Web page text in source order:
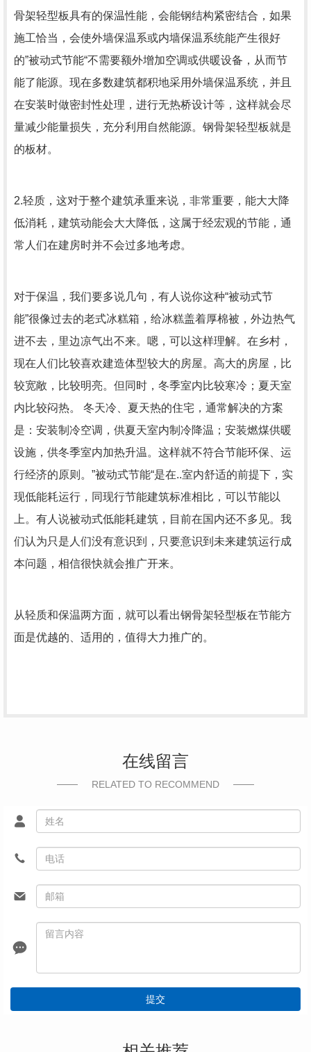
骨架轻型板具有的保温性能，会能钢结构紧密结合，如果
施工恰当，会使外墙保温系或内墙保温系统能产生很好
的”被动式节能“不需要额外增加空调或供暖设备，从而节
能了能源。现在多数建筑都积地采用外墙保温系统，并且
在安装时做密封性处理，进行无热桥设计等，这样就会尽
量减少能量损失，充分利用自然能源。钢骨架轻型板就是
的板材。
2.轻质，这对于整个建筑承重来说，非常重要，能大大降
低消耗，建筑动能会大大降低，这属于经宏观的节能，通
常人们在建房时并不会过多地考虑。
对于保温，我们要多说几句，有人说你这种“被动式节
能”很像过去的老式冰糕箱，给冰糕盖着厚棉被，外边热气
进不去，里边凉气出不来。嗯，可以这样理解。在乡村，
现在人们比较喜欢建造体型较大的房屋。高大的房屋，比
较宽敞，比较明亮。但同时，冬季室内比较寒冷；夏天室
内比较闷热。 冬天冷、夏天热的住宅，通常解决的方案
是：安装制冷空调，供夏天室内制冷降温；安装燃煤供暖
设施，供冬季室内加热升温。这样就不符合节能环保、运
行经济的原则。”被动式节能“是在..室内舒适的前提下，实
现低能耗运行，同现行节能建筑标准相比，可以节能以
上。有人说被动式低能耗建筑，目前在国内还不多见。我
们认为只是人们没有意识到，只要意识到未来建筑运行成
本问题，相信很快就会推广开来。
从轻质和保温两方面，就可以看出钢骨架轻型板在节能方
面是优越的、适用的，值得大力推广的。
在线留言
RELATED TO RECOMMEND
提交